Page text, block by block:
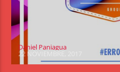
Daniel Paniagua
22 NOVIEMBRE, 2017